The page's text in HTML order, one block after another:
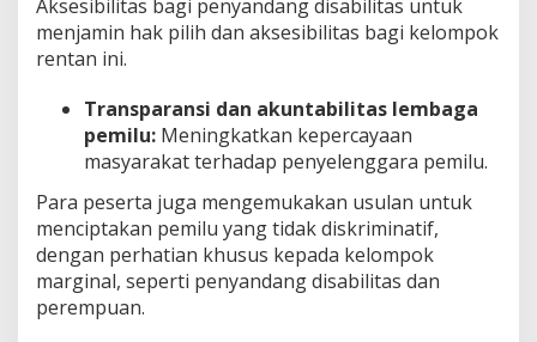
Aksesibilitas bagi penyandang disabilitas untuk
menjamin hak pilih dan aksesibilitas bagi kelompok
rentan ini.
Transparansi dan akuntabilitas lembaga
pemilu: Meningkatkan kepercayaan
masyarakat terhadap penyelenggara pemilu.
Para peserta juga mengemukakan usulan untuk
menciptakan pemilu yang tidak diskriminatif,
dengan perhatian khusus kepada kelompok
marginal, seperti penyandang disabilitas dan
perempuan.